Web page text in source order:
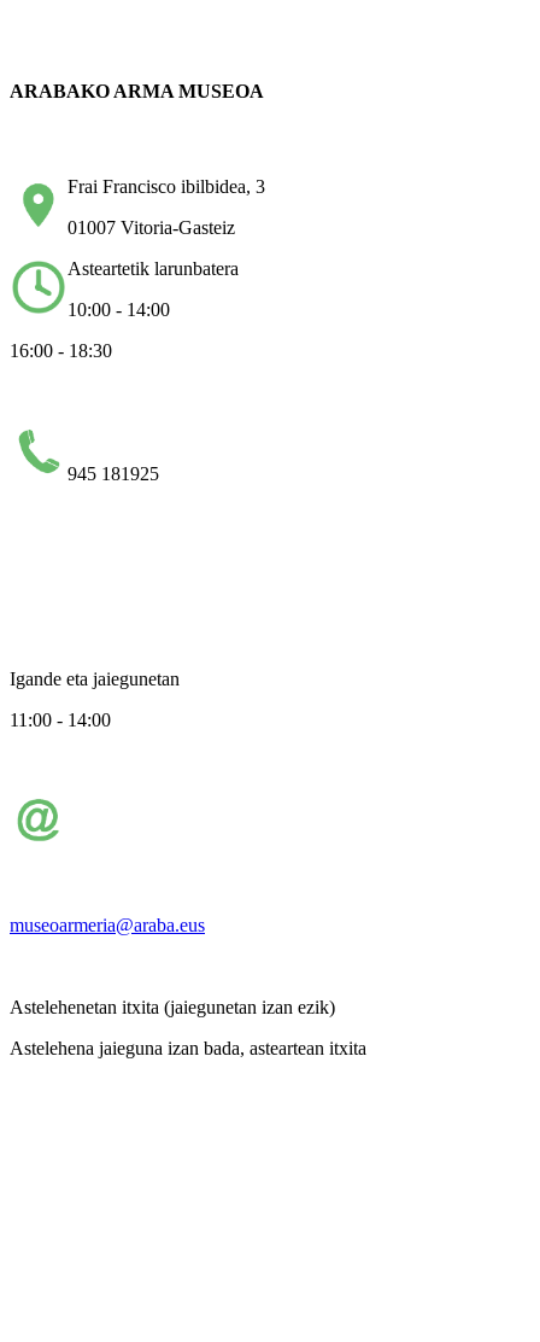
ARABAKO ARMA MUSEOA
Frai Francisco ibilbidea, 3
01007 Vitoria-Gasteiz
Asteartetik larunbatera
10:00 - 14:00
16:00 - 18:30
945 181925
Igande eta jaiegunetan
11:00 - 14:00
museoarmeria@araba.eus
Astelehenetan itxita (jaiegunetan izan ezik)
Astelehena jaieguna izan bada, asteartean itxita